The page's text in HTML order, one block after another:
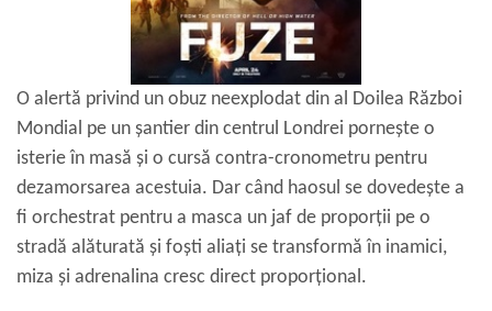
O alertă privind un obuz neexplodat din al Doilea Război
Mondial pe un șantier din centrul Londrei pornește o
isterie în masă și o cursă contra-cronometru pentru
dezamorsarea acestuia. Dar când haosul se dovedește a
fi orchestrat pentru a masca un jaf de proporții pe o
stradă alăturată și foști aliați se transformă în inamici,
miza și adrenalina cresc direct proporțional.